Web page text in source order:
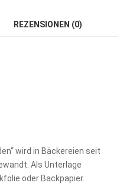
REZENSIONEN (0)
wird in Bäckereien seit
Als Unterlage
oder Backpapier.